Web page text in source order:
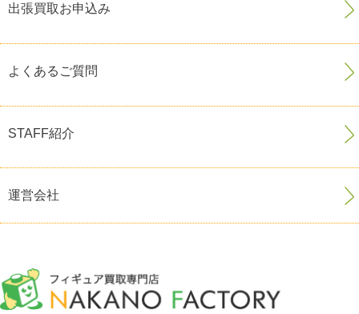
出張買取お申込み
よくあるご質問
STAFF紹介
運営会社